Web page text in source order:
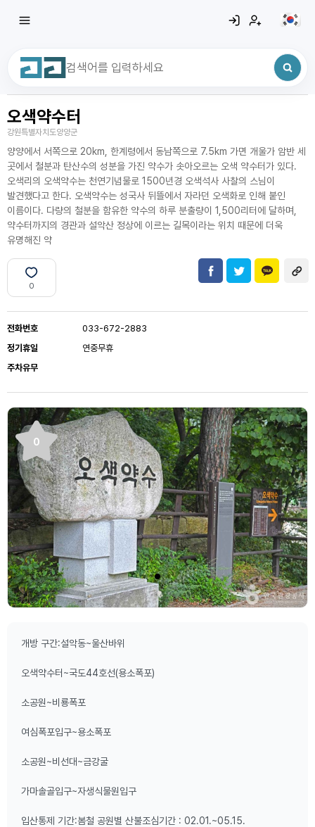
최근 검색어
오색약수터
강원특별자치도양양군
양양에서 서쪽으로 20km, 한계령에서 동남쪽으로 7.5km 가면 개울가 암반 세
곳에서 철분과 탄산수의 성분을 가진 약수가 솟아오르는 오색 약수터가 있다.
오색리의 오색약수는 천연기념물로 1500년경 오색석사 사찰의 스님이
발견했다고 한다. 오색약수는 성국사 뒤뜰에서 자라던 오색화로 인해 붙인
이름이다. 다량의 철분을 함유한 약수의 하루 분출량이 1,500리터에 달하며,
약수터까지의 경관과 설악산 정상에 이르는 길목이라는 위치 때문에 더욱
유명해진 약
0
전화번호
033-672-2883
정기휴일
연중무휴
주차유무
0
개방 구간:설악동~울산바위
오색약수터~국도44호선(용소폭포)
소공원~비룡폭포
여심폭포입구~용소폭포
소공원~비선대~금강굴
가마솔골입구~자생식물원입구
입산통제 기간:봄철 공원별 산불조심기간 : 02.01.~05.15.